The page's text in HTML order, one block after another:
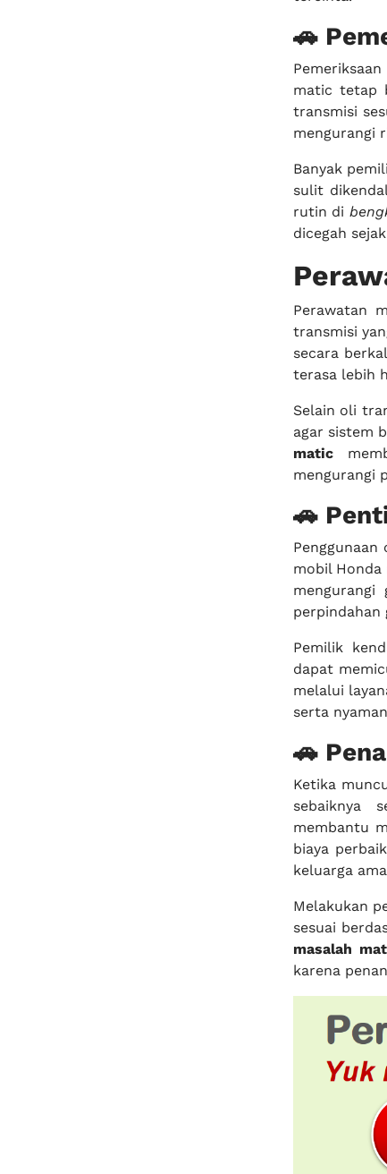
🚗
matic tetap
transmisi
mengurangi
Banyak
sulit
rutin di
dicegah
Perawatan
transmisi
secara
terasa lebih
Selain oli
agar sistem
matic
mengurangi
🚗
mobil Honda
perpindahan
Pemilik
dapat
melalui
serta
🚗
Ketika
sebaiknya
membantu
biaya
keluarga
Melakukan
sesuai
masalah
karena